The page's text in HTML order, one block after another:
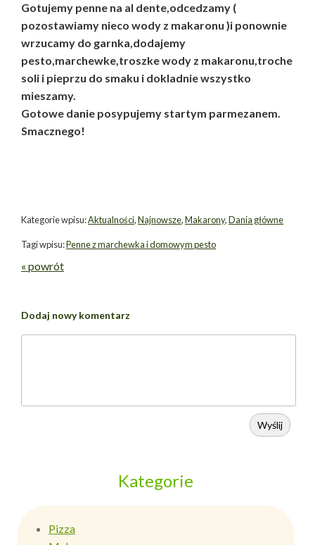
Gotujemy penne na al dente,odcedzamy (
pozostawiamy nieco wody z makaronu )i ponownie
wrzucamy do garnka,dodajemy
pesto,marchewke,troszke wody z makaronu,troche
soli i pieprzu do smaku i dokladnie wszystko
mieszamy.
Gotowe danie posypujemy startym parmezanem.
Smacznego!
Kategorie wpisu:Aktualności,Najnowsze,Makarony,Dania główne
Tagi wpisu:Penne z marchewka i domowym pesto
« powrót
Dodaj nowy komentarz
Wyślij
Kategorie
Pizza